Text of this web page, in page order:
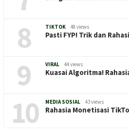
8 TIKTOK 48 views
Pasti FYP! Trik dan
9 VIRAL 44 views
Kuasai Algoritma!
10 MEDIA SOSIAL 43 views
Rahasia Monetisasi